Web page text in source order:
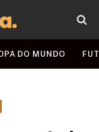
DO MUNDO